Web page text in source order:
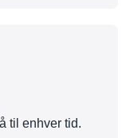
til enhver tid.